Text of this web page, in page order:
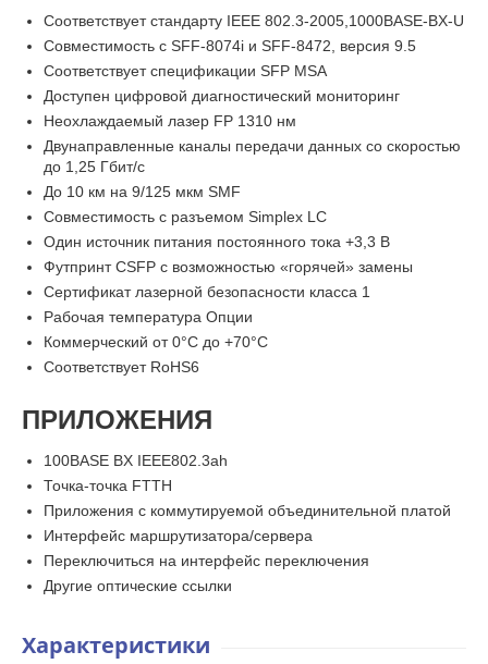
Соответствует стандарту IEEE 802.3-2005,1000BASE-BX-U
Совместимость с SFF-8074i и SFF-8472, версия 9.5
Соответствует спецификации SFP MSA
Доступен цифровой диагностический мониторинг
Неохлаждаемый лазер FP 1310 нм
Двунаправленные каналы передачи данных со скоростью
до 1,25 Гбит/с
До 10 км на 9/125 мкм SMF
Совместимость с разъемом Simplex LC
Один источник питания постоянного тока +3,3 В
Футпринт CSFP с возможностью «горячей» замены
Сертификат лазерной безопасности класса 1
Рабочая температура Опции
Коммерческий от 0°C до +70°C
Соответствует RoHS6
ПРИЛОЖЕНИЯ
100BASE BX IEEE802.3ah
Точка-точка FTTH
Приложения с коммутируемой объединительной платой
Интерфейс маршрутизатора/сервера
Переключиться на интерфейс переключения
Другие оптические ссылки
Характеристики